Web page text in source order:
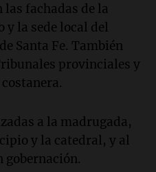
fachadas de la
la sede local del
Santa Fe. También
provinciales y
a la madrugada,
y la catedral, y al
gobernación.